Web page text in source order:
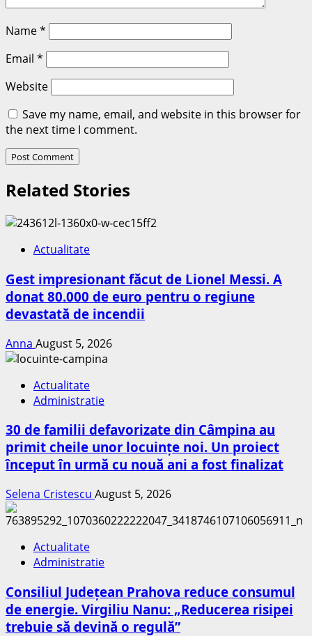
Name*
Email *
Website
Save my name, email, and website in this browser for
the next time I comment.
Related Stories
Actualitate
Gest impresionant făcut de Lionel Messi. A
donat 80.000 de euro pentru o regiune
devastată de incendii
Anna August 5, 2026
Actualitate
Administratie
30 de familii defavorizate din Câmpina au
primit cheile unor locuințe noi. Un proiect
început în urmă cu nouă ani a fost finalizat
Selena Cristescu August 5, 2026
Actualitate
Administratie
Consiliul Județean Prahova reduce consumul
de energie. Virgiliu Nanu: „Reducerea risipei
trebuie să devină o regulă”